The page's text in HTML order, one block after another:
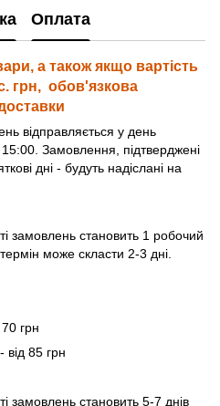
Оплата
а також якщо вартість
грн, обов'язкова
відправляється у день
Замовлення, підтверджені
дні - будуть надіслані на
замовлень становить 1 робочий
може скласти 2-3 дні.
70 грн
85 грн
замовлень становить 5-7 днів